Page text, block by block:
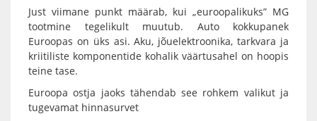
Just viimane punkt määrab, kui „euroopalikuks” MG
tootmine tegelikult muutub. Auto kokkupanek
Euroopas on üks asi. Aku, jõuelektroonika, tarkvara ja
kriitiliste komponentide kohalik väärtusahel on hoopis
teine tase.
Euroopa ostja jaoks tähendab see rohkem valikut ja
tugevamat hinnasurvet